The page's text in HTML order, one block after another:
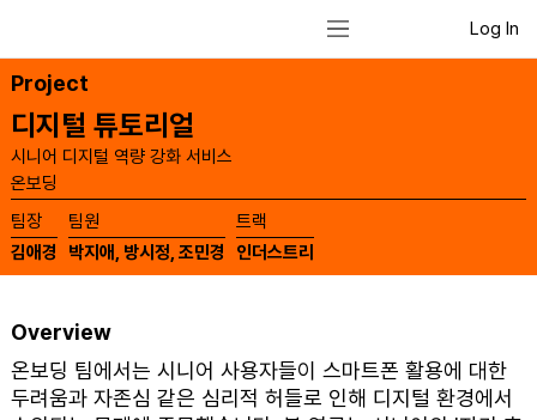
Log In
Project
디지털 튜토리얼
시니어 디지털 역량 강화 서비스
온보딩
​팀장
김애경
​팀원
박지애, 방시정, 조민경
​트랙
인더스트리
Overview
온보딩 팀에서는 시니어 사용자들이 스마트폰 활용에 대한
두려움과 자존심 같은 심리적 허들로 인해 디지털 환경에서